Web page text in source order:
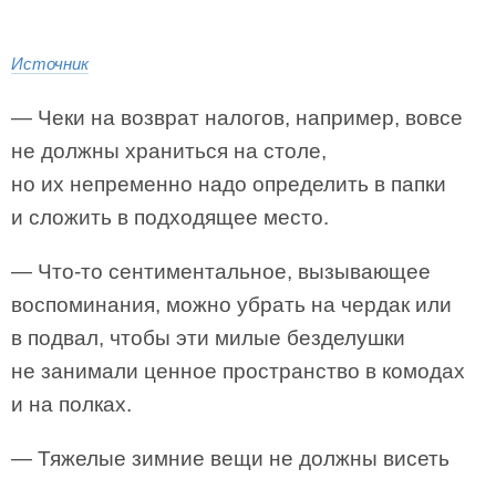
Источник
— Чеки на возврат налогов, например, вовсе
не должны храниться на столе,
но их непременно надо определить в папки
и сложить в подходящее место.
— Что-то сентиментальное, вызывающее
воспоминания, можно убрать на чердак или
в подвал, чтобы эти милые безделушки
не занимали ценное пространство в комодах
и на полках.
— Тяжелые зимние вещи не должны висеть